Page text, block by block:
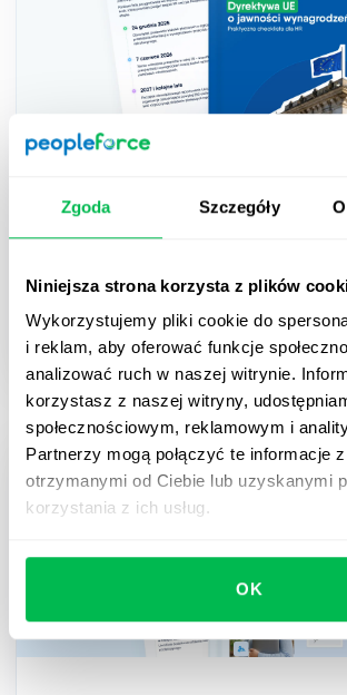
Zgoda Szczegóły
Niniejsza strona korzysta z plików
Wykorzystujemy pliki cookie do
i reklam, aby oferować funkcje
analizować ruch w naszej witrynie.
korzystasz z naszej witryny,
społecznościowym, reklamowym i
Partnerzy mogą połączyć te informacje
otrzymanymi od Ciebie lub uzyskanymi
korzystania z ich usług.
OK
— praktyczna checklista dla
przygotować się do wymogów unijnej
Transparentności Wynagrodzeń —
przykładami i wskazówkami od